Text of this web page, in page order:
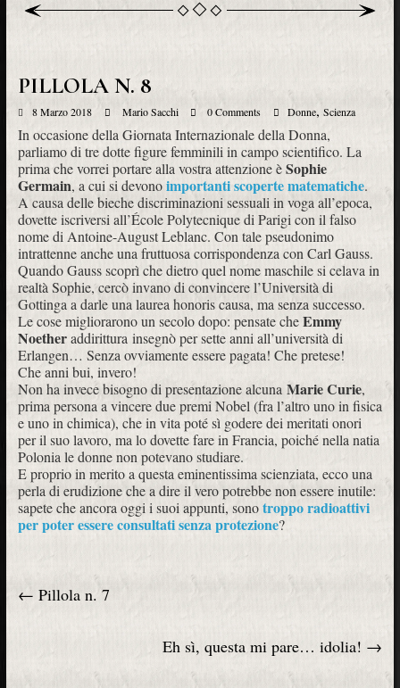
PILLOLA N. 8
8 Marzo 2018 Mario Sacchi 0 Comments Donne, Scienza
In occasione della Giornata Internazionale della Donna,
parliamo di tre dotte figure femminili in campo scientifico. La
prima che vorrei portare alla vostra attenzione èSophie
Germain, a cui si devonoimportanti scoperte matematiche.
A causa delle bieche discriminazioni sessuali in voga all’epoca,
dovette iscriversi all’École Polytecnique di Parigi con il falso
nome di Antoine-August Leblanc. Con tale pseudonimo
intrattenne anche una fruttuosa corrispondenza con Carl Gauss.
Quando Gauss scoprì che dietro quel nome maschile si celava in
realtà Sophie, cercò invano di convincere l’Università di
Gottinga a darle una laurea honoris causa, ma senza successo.
Le cose migliorarono un secolo dopo: pensate cheEmmy
Noetheraddirittura insegnò per sette anni all’università di
Erlangen… Senza ovviamente essere pagata! Che pretese!
Che anni bui, invero!
Non ha invece bisogno di presentazione alcuna Marie Curie,
prima persona a vincere due premi Nobel (fra l’altro uno in fisica
e uno in chimica), che in vita poté sì godere dei meritati onori
per il suo lavoro, ma lo dovette fare in Francia, poiché nella natia
Polonia le donne non potevano studiare.
E proprio in merito a questa eminentissima scienziata, ecco una
perla di erudizione che a dire il vero potrebbe non essere inutile:
sapete che ancora oggi i suoi appunti, sonotroppo radioattivi
per poter essere consultati senza protezione?
← Pillola n. 7
Eh sì, questa mi pare… idolia! →